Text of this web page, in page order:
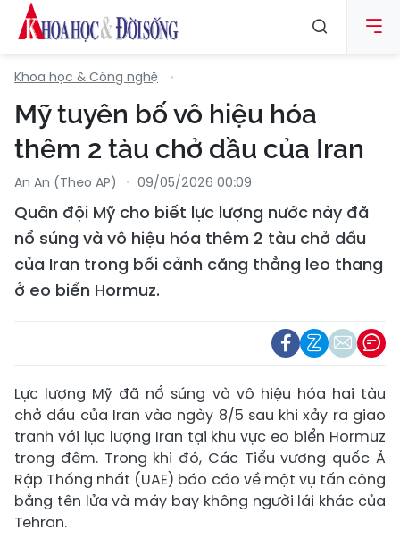
Khoa học & Công nghệ
Mỹ tuyên bố vô hiệu hóa
thêm 2 tàu chở dầu của Iran
An An (Theo AP) 09/05/2026 00:09
Quân đội Mỹ cho biết lực lượng nước này đã
nổ súng và vô hiệu hóa thêm 2 tàu chở dầu
của Iran trong bối cảnh căng thẳng leo thang
ở eo biển Hormuz.
Lực lượng Mỹ đã nổ súng và vô hiệu hóa hai tàu
chở dầu của Iran vào ngày 8/5 sau khi xảy ra giao
tranh với lực lượng Iran tại khu vực eo biển Hormuz
trong đêm. Trong khi đó, Các Tiểu vương quốc Ả
Rập Thống nhất (UAE) báo cáo về một vụ tấn công
bằng tên lửa và máy bay không người lái khác của
Tehran.